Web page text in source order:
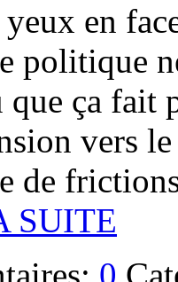
en
politique
ça fait
vers
de
SUITE
0